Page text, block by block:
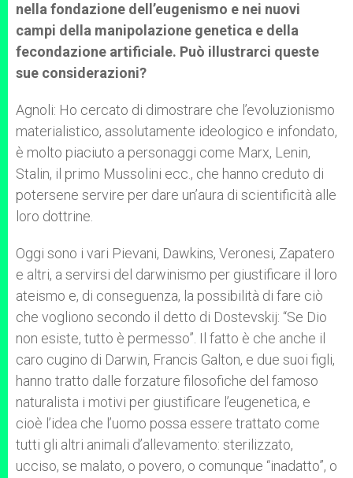
nella fondazione dell’eugenismo e nei nuovi
campi della manipolazione genetica e della
fecondazione artificiale. Può illustrarci queste
sue considerazioni?
Agnoli: Ho cercato di dimostrare che l’evoluzionismo
materialistico, assolutamente ideologico e infondato,
è molto piaciuto a personaggi come Marx, Lenin,
Stalin, il primo Mussolini ecc., che hanno creduto di
potersene servire per dare un’aura di scientificità alle
loro dottrine.
Oggi sono i vari Pievani, Dawkins, Veronesi, Zapatero
e altri, a servirsi del darwinismo per giustificare il loro
ateismo e, di conseguenza, la possibilità di fare ciò
che vogliono secondo il detto di Dostevskij: “Se Dio
non esiste, tutto è permesso”. Il fatto è che anche il
caro cugino di Darwin, Francis Galton, e due suoi figli,
hanno tratto dalle forzature filosofiche del famoso
naturalista i motivi per giustificare l’eugenetica, e
cioè l’idea che l’uomo possa essere trattato come
tutti gli altri animali d’allevamento: sterilizzato,
ucciso, se malato, o povero, o comunque “inadatto”, o